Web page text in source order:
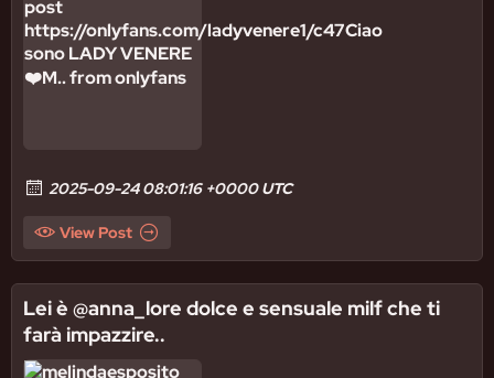
2025-09-24 08:01:16 +0000 UTC
View Post
Lei è @anna_lore dolce e sensuale milf che ti
farà impazzire..